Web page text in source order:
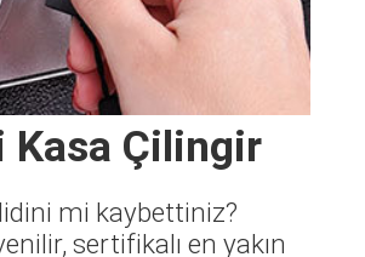
Kasa Çilingir
mi kaybettiniz?
sertifikalı en yakın